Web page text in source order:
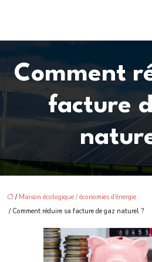
Comment
facture
/ Maison écologique / économies d'énergie
/ Comment réduire sa facture de gaz naturel ?